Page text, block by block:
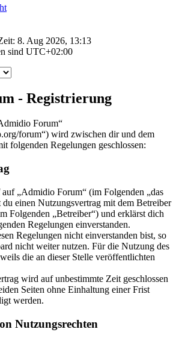
8. Aug 2026, 13:13
sind UTC+02:00
- Registrierung
Forum“
forum“) wird zwischen dir und dem
folgenden Regelungen geschlossen:
„Admidio Forum“ (im Folgenden „das
einen Nutzungsvertrag mit dem Betreiber
Folgenden „Betreiber“) und erklärst dich
Regelungen einverstanden.
Regelungen nicht einverstanden bist, so
nicht weiter nutzen. Für die Nutzung des
die an dieser Stelle veröffentlichten
wird auf unbestimmte Zeit geschlossen
Seiten ohne Einhaltung einer Frist
werden.
Nutzungsrechten